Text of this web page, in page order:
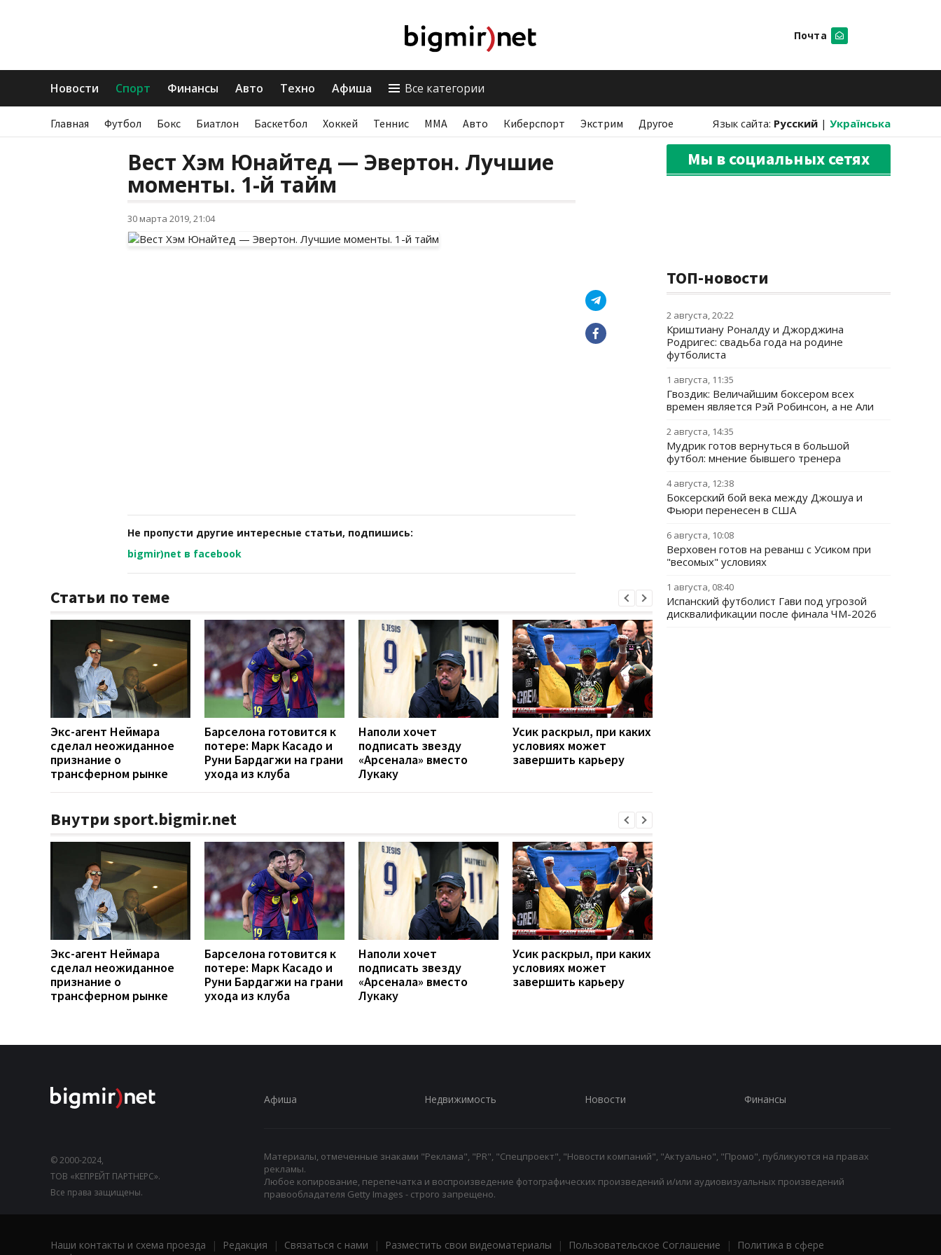
Почта
Новости Спорт Финансы Авто Техно Афиша Все категории
Главная Футбол Бокс Биатлон Баскетбол Хоккей Теннис ММА Авто Киберспорт Экстрим Другое Язык сайта: Русский | Українська
Вест Хэм Юнайтед — Эвертон. Лучшие
моменты. 1-й тайм
30 марта 2019, 21:04
Не пропусти другие интересные статьи, подпишись:
bigmir)net в facebook
Статьи по теме
Экс-агент Неймара
сделал неожиданное
признание о
трансферном рынке
Барселона готовится к
потере: Марк Касадо и
Руни Бардагжи на грани
ухода из клуба
Наполи хочет
подписать звезду
«Арсенала» вместо
Лукаку
Усик раскрыл, при каких
условиях может
завершить карьеру
Внутри sport.bigmir.net
Экс-агент Неймара
сделал неожиданное
признание о
трансферном рынке
Барселона готовится к
потере: Марк Касадо и
Руни Бардагжи на грани
ухода из клуба
Наполи хочет
подписать звезду
«Арсенала» вместо
Лукаку
Усик раскрыл, при каких
условиях может
завершить карьеру
Мы в социальных сетях
ТОП-новости
2 августа, 20:22
Криштиану Роналду и Джорджина
Родригес: свадьба года на родине
футболиста
1 августа, 11:35
Гвоздик: Величайшим боксером всех
времен является Рэй Робинсон, а не Али
2 августа, 14:35
Мудрик готов вернуться в большой
футбол: мнение бывшего тренера
4 августа, 12:38
Боксерский бой века между Джошуа и
Фьюри перенесен в США
6 августа, 10:08
Верховен готов на реванш с Усиком при
"весомых" условиях
1 августа, 08:40
Испанский футболист Гави под угрозой
дисквалификации после финала ЧМ-2026
© 2000-2024,
ТОВ «КЕПРЕЙТ ПАРТНЕРС».
Все права защищены.
Афиша Недвижимость Новости Финансы
Материалы, отмеченные знаками "Реклама", "PR", "Спецпроект", "Новости компаний", "Актуально", "Промо", публикуются на правах
рекламы.
Любое копирование, перепечатка и воспроизведение фотографических произведений и/или аудиовизуальных произведений
правообладателя Getty Images - строго запрещено.
Наши контакты и схема проезда | Редакция | Связаться с нами | Разместить свои видеоматериалы | Пользовательское Соглашение |
Политика в сфере